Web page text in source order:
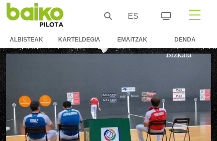
ES
ALBISTEAK KARTELDEGIA EMAITZAK DENDA